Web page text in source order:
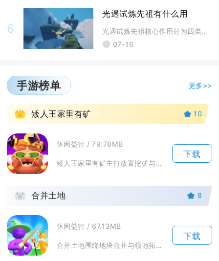
6
光遇试炼先祖有什么用
光遇试炼先祖核心作用分为四类，分别解锁四大试炼入场权限、产出预言季限定
07-16
手游榜单 更多>>
1 矮人王家里有矿 10
休闲益智 / 79.78MB
矮人王家里有矿主打放置挖矿与矿工合成相结合的休闲模拟经营玩法，玩家以矮人王的身份接管整片地...
下载
2 合并土地 8
休闲益智 / 67.13MB
合并土地围绕地块合并与领地拓荒打造休闲合成玩法，玩家从零星地块起步，通过拖拽融合同类土地与...
下载